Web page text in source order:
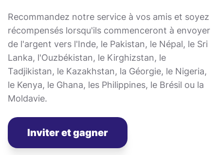
Recommandez notre service à vos amis et soyez
récompensés lorsqu'ils commenceront à envoyer
de l'argent vers l'Inde, le Pakistan, le Népal, le Sri
Lanka, l'Ouzbékistan, le Kirghizstan, le
Tadjikistan, le Kazakhstan, la Géorgie, le Nigeria,
le Kenya, le Ghana, les Philippines, le Brésil ou la
Moldavie.
Inviter et gagner